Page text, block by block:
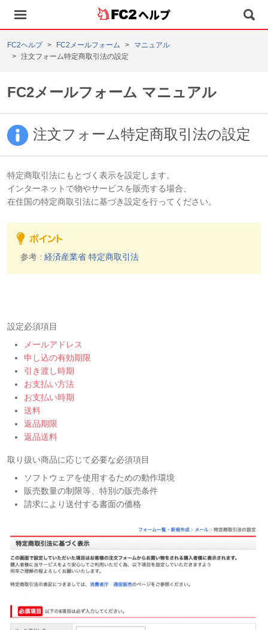
ヘルプ
FC2ヘルプ FC2メールフォーム
マニュアル
注文フォーム特定商取引法の設定
FC2メールフォーム マニュアル
注文フォーム特定商取引法の設定
特定商取引法にもとづく表示を設定します。
インターネットで物やサービスを販売する場合、
在住国の特定商取引法に基づき設定を行ってください。
参考 : 経済産業省 特定商取引法
設定必須項目
メールアドレス
申し込の有効期限
引き渡し時期
お支払い方法
お支払い時期
送料
返品期限
返品送料
取り扱い商品に応じて必要な必須項目
ソフトウェアを使用するための動作環境
販売数量の制限等、特別の販売条件
請求により送付する書面の価格